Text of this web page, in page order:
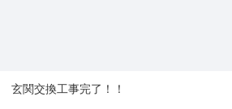
玄関交換工事完了！！